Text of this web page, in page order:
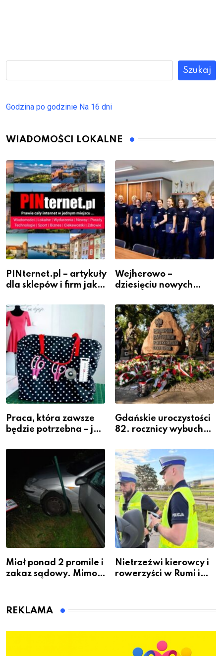
Szukaj
Godzina po godzinie Na 16 dni
WIADOMOŚCI LOKALNE
PINternet.pl – artykuły
dla sklepów i firm jako
widoczność
Wejherowo –
dziesięciu nowych
szeregach Komendy
Powiatowej
Praca, która zawsze
będzie potrzebna – jak
zawodem przyszłości i
gdzie się go nauczyć?
Gdańskie uroczystości
82. rocznicy wybuchu
Warszawskiego
Miał ponad 2 promile i
zakaz sądowy. Mimo
Bolszewie i uderzył w
Nietrzeźwi kierowcy i
rowerzyści w Rumi i
REKLAMA